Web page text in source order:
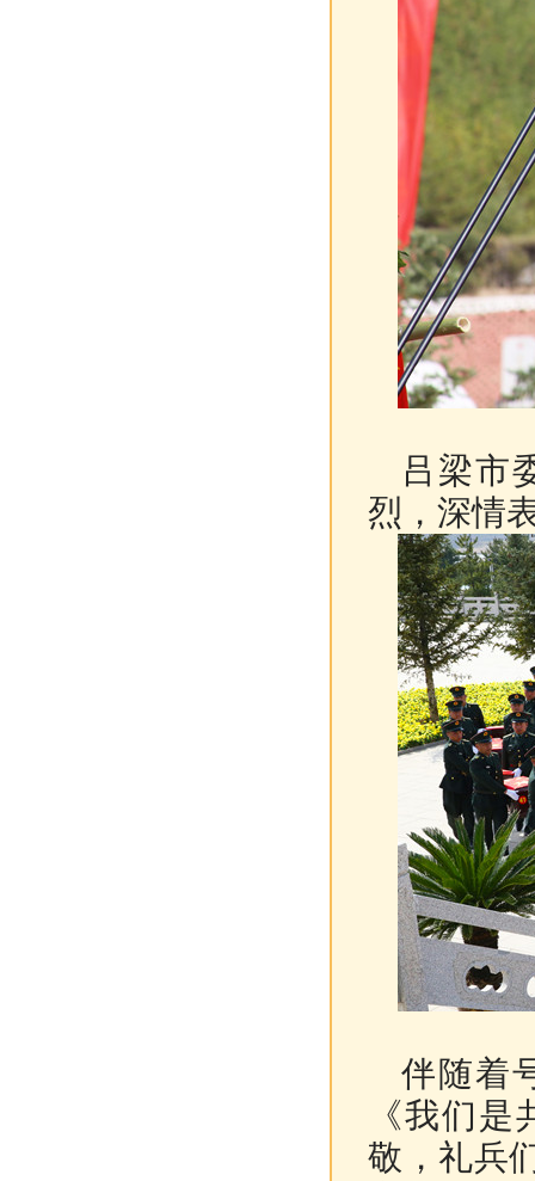
吕梁市
烈，深情
伴随着
《我们
敬，礼兵